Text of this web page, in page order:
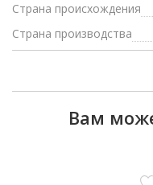
Страна происхождения
Страна производства
Вам